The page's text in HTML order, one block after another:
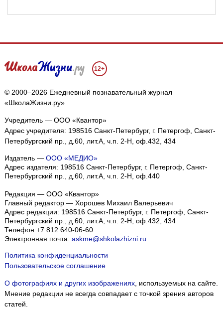
12+
© 2000–2026 Ежедневный познавательный журнал
«ШколаЖизни.ру»
Учредитель — ООО «Квантор»
Адрес учредителя: 198516 Санкт-Петербург, г. Петергоф, Санкт-
Петербургский пр., д.60, лит.А, ч.п. 2-Н, оф.432, 434
Издатель — ООО «МЕДИО»
Адрес издателя: 198516 Санкт-Петербург, г. Петергоф, Санкт-
Петербургский пр., д.60, лит.А, ч.п. 2-Н, оф.440
Редакция — ООО «Квантор»
Главный редактор — Хорошев Михаил Валерьевич
Адрес редакции: 198516 Санкт-Петербург, г. Петергоф Санкт-
Петербургский пр., д.60, лит.А, ч.п. 2-Н, оф.432, 434
Телефон:+7 812 640-06-60
Электронная почта: askme@shkolazhizni.ru
Политика конфиденциальности
Пользовательское соглашение
О фотографиях и других изображениях, используемых на сайте.
Мнение редакции не всегда совпадает с точкой зрения авторов
статей.